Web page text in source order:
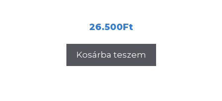
26.500Ft
Kosárba teszem